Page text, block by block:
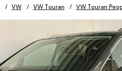
VW VW Touran VW Touran